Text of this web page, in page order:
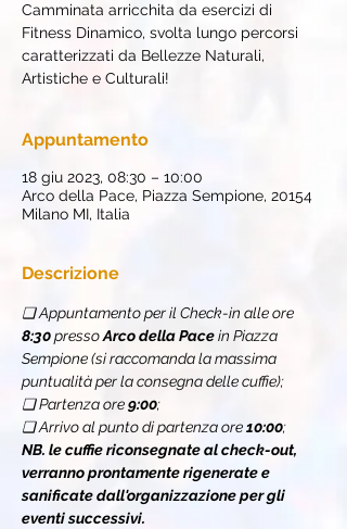
Camminata arricchita da esercizi di
Fitness Dinamico, svolta lungo percorsi
caratterizzati da Bellezze Naturali,
Artistiche e Culturali!
Appuntamento
18 giu 2023, 08:30 – 10:00
Arco della Pace, Piazza Sempione, 20154
Milano MI, Italia
Descrizione
❏ Appuntamento per il Check-in alle ore
8:30 presso Arco della Pace in Piazza
Sempione (si raccomanda la massima
puntualità per la consegna delle cuffie);
❏ Partenza ore 9:00;
❏ Arrivo al punto di partenza ore 10:00;
NB. le cuffie riconsegnate al check-out,
verranno prontamente rigenerate e
sanificate dall'organizzazione per gli
eventi successivi.